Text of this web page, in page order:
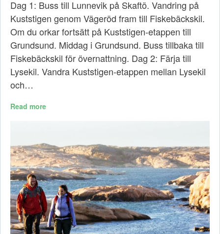
Dag 1: Buss till Lunnevik på Skaftö. Vandring på
Kuststigen genom Vägeröd fram till Fiskebäckskil.
Om du orkar fortsätt på Kuststigen-etappen till
Grundsund. Middag i Grundsund. Buss tillbaka till
Fiskebäckskil för övernattning. Dag 2: Färja till
Lysekil. Vandra Kuststigen-etappen mellan Lysekil
och…
Read more